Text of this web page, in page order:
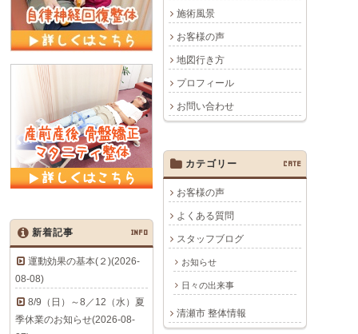
施術風景
お客様の声
地図行き方
プロフィール
お問い合わせ
カテゴリー CATE
お客様の声
よくある質問
スタッフブログ
お知らせ
日々の出来事
清瀬市 整体情報
新着記事 INFO
運動効果の基本(２)(2026-
08-08)
8/9（日）～8／12（水）夏
季休業のお知らせ(2026-08-